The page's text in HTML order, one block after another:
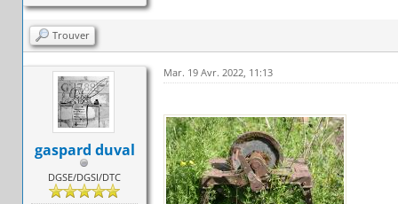
Trouver
gaspard duval
DGSE/DGSI/DTC
Mar. 19 Avr. 2022, 11:13